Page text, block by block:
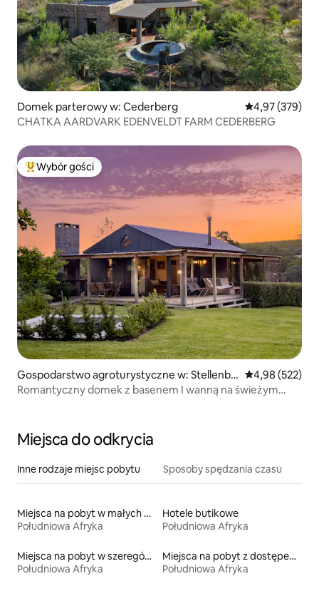
Domek parterowy w: Cederberg Średnia
4,97 (379)
CHATKA AARDVARK EDENVELDT FARM CEDERBERG
Najpopularniejsze z kategorii Wybór gości
Wybór gości
Gospodarstwo agroturystyczne w: Stellenbo
sch
Średnia
4,98 (522)
Romantyczny domek z basenem I wanną na świeżym
Miejsca do odkrycia
Inne rodzaje miejsc pobytu Sposoby spędzania czasu
Miejsca na pobyt w małych domkach
Południowa Afryka
Hotele butikowe
Południowa Afryka
Miejsca na pobyt w szeregówkach
Południowa Afryka
Miejsca na pobyt z dostępem do jeziora
Południowa Afryka